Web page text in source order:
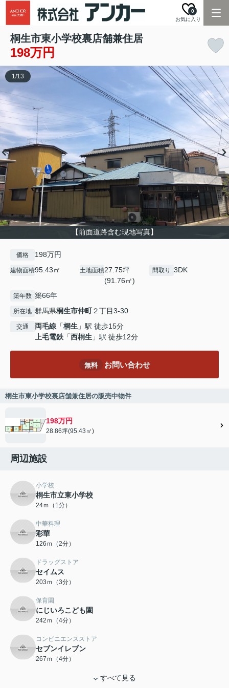
お気に入り
0
桐生市東小学校裏店舗兼住居
198万円
【前面道路含む現地写真】
1/13
価格 198万円
建物面積95.43㎡ 土地面積27.75坪
(91.76㎡)
間取り 3DK
築年数 築66年
所在地 群馬県桐生市仲町２丁目3-30
交通 両毛線 「桐生 」駅 徒歩15分
上毛電鉄 「西桐生 」駅 徒歩12分
無料 お問い合わせ
桐生市東小学校裏店舗兼住居の販売中物件
198万円
28.86坪(95.43㎡)
周辺施設
小学校
桐生市立東小学校
24ｍ（1分）
中華料理
彩華
126ｍ（2分）
ドラッグストア
セイムス
203ｍ（3分）
保育園
にじいろこども園
242ｍ（4分）
コンビニエンスストア
セブンイレブン
267ｍ（4分）
すべて見る